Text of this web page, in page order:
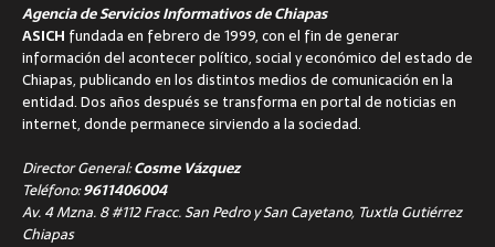
Agencia de Servicios Informativos de Chiapas
ASICH fundada en febrero de 1999, con el fin de generar
información del acontecer político, social y económico del estado de
Chiapas, publicando en los distintos medios de comunicación en la
entidad. Dos años después se transforma en portal de noticias en
internet, donde permanece sirviendo a la sociedad.
Director General:Cosme Vázquez
Teléfono:9611406004
Av. 4 Mzna. 8 #112 Fracc. San Pedro y San Cayetano, Tuxtla Gutiérrez
Chiapas